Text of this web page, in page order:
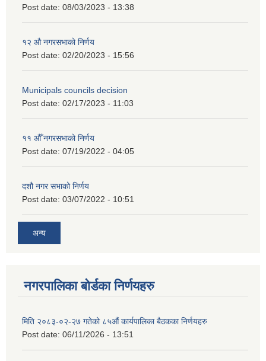
Post date: 08/03/2023 - 13:38
१२ औ नगरसभाको निर्णय
Post date: 02/20/2023 - 15:56
Municipals councils decision
Post date: 02/17/2023 - 11:03
११ ‌औँ नगरसभाको निर्णय
Post date: 07/19/2022 - 04:05
दशौ नगर सभाको निर्णय
Post date: 03/07/2022 - 10:51
अन्य
नगरपालिका बोर्डका निर्णयहरु
मिति २०८३-०२-२७ गतेको ८५औं कार्यपालिका बैठकका निर्णयहरु
Post date: 06/11/2026 - 13:51